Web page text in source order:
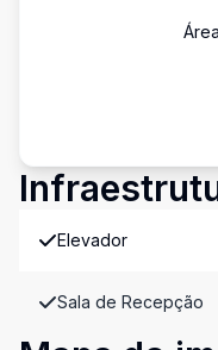
Elevador
Sala de Recepção